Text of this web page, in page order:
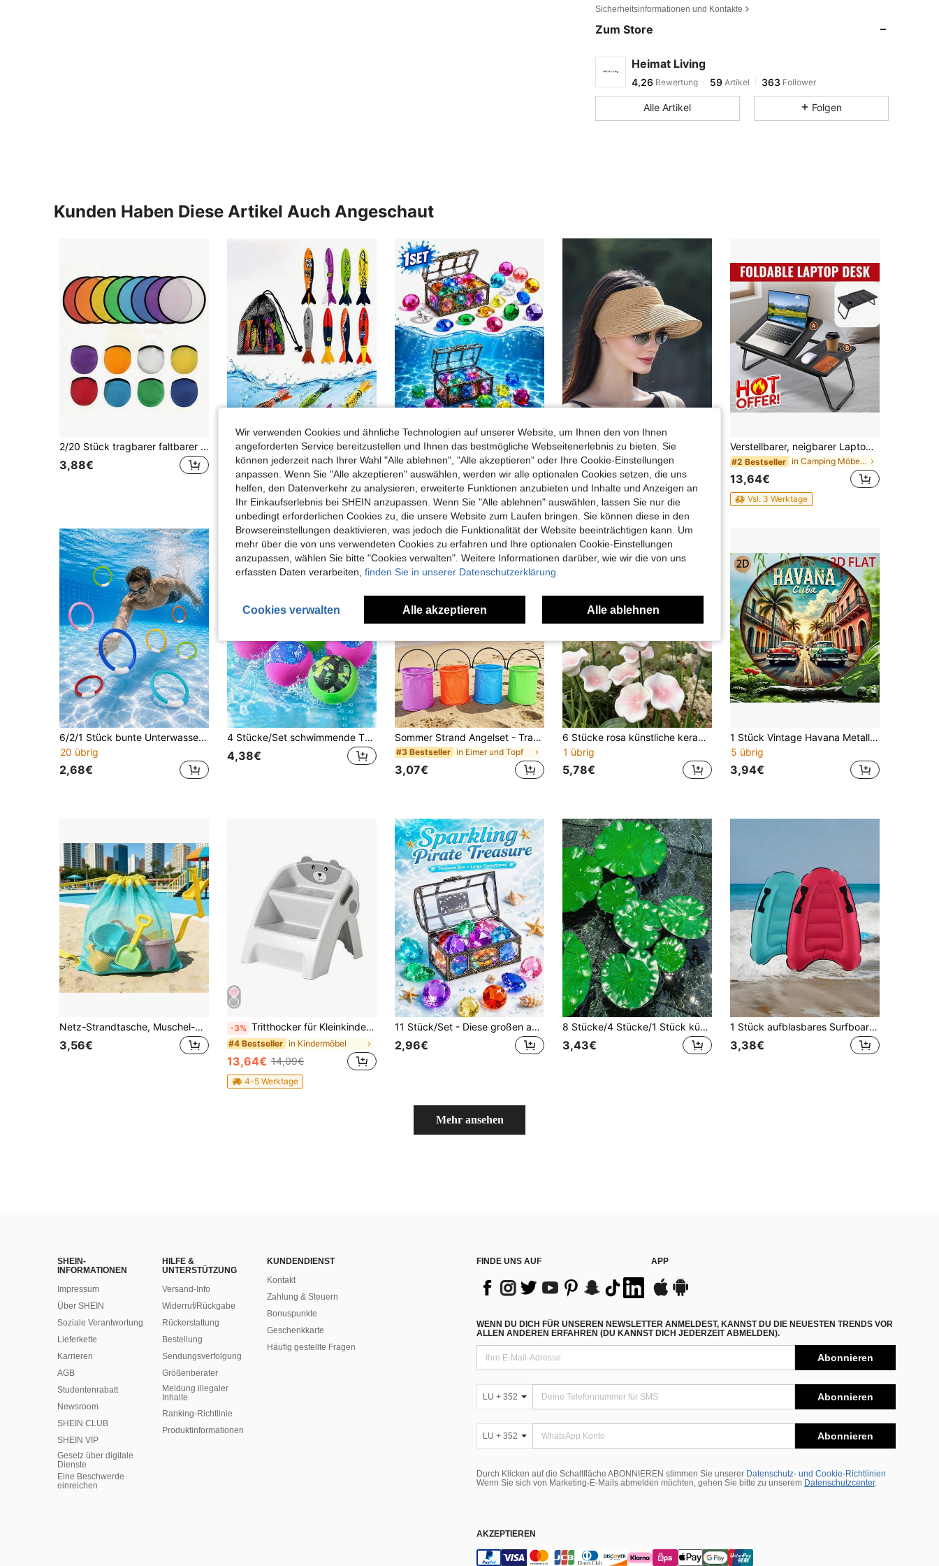
Sicherheitsinformationen und Kontakte
Zum Store
Heimat Living
4,26
59
4,26
4,26Bewertung
d***0ist Vor 1 Taggefolgt
4,26
Alle Artikel Folgen
Kunden Haben Diese Artikel Auch Angeschaut
2/20 Stück tragbarer faltbarer Ventilator, keine Aufladung erforderlich, tragbarer Mini-Ventilator mit Aufbewahrungstasche, faltbarer Tisch-/Party-/Geburtstagsgeschenk, kleiner persönlicher Kühlventilator für Frauen Zuhause/Büro/Aktivitäten
3,88€
4er Pack Haifischförmige Tauch-Torpedo Poolspielzeug – Bunte Unterwasser-Sinkhaie für Sommer-Schwimmen, Tauchtraining und Wasserspiele; Geeignet für Strände, Poolpartys und Outdoor-Wassersport – Perfektes Sommergeschenk
2,68€
0,10€ sparen
-2% 11 Stück Unterwasser Schatzsuche Pool Set, bunte Tauchedelsteine mit Piraten Schatztruhe, Schwimmbad Tauchspiel Zubehör für Sommer Pool Party, Strandparty, Wasserspiele, Outdoor Spaß Ausstattung
3,78€ 3,88€
4 übrig
4,57€
Verstellbarer, neigbarer Laptop-Tisch mit höhenverstellbaren Klappbeinen und Getränkehalter, tragbares Lap-Desk-Tablett mit Buchständer zum Lesen, Arbeiten und Essen im Bett oder auf dem Sofa
#2 Bestseller in Camping Möbel für Spiel- und Freizeiträume
13,64€
Vsl. 3 Werktage
6/2/1 Stück bunte Unterwasser-Tauchringe, Schwimm-Übungs-Pool-Trainings-Wurfringe, lustige Wasser-Accessoires für Erwachsene und Familien, ideal für Sommer-Poolparty-Wasserunterhaltung, exquisites Urlaubsgeschenk
20 übrig
2,68€
4 Stücke/Set schwimmende TPR-Springbälle und Wassertablett, geeignet für Pool, Strand und See, für 3 Erwachsene, Poolparty-Wasserspiele-Requisiten, Wasserball-Geschenk
4,38€
Sommer Strand Angelset - Tragbarer faltbarer Angelkübel mit Teleskopnetzbeutel, multifunktionaler faltbarer Kübel, Strandnetz, ausziehbares Netz, farbenfrohes Mini-Angelnetz (Pool-Reinigungsgerät), tragbarer faltbarer Outdoor-Angelkübel, langanhaltend und tragbar, geeignet für Strand, Camping, Picknick, Angeln, Malen, Outdoor-Strand und Gartenbedarf, leicht zu transportieren und zu lagern, Netz kann Schmetterlinge fangen, 5/4/3/1 Stücke
#3 Bestseller in Eimer und Topf
3,07€
6 Stücke rosa künstliche keramische Blumen Klassische Garten Stäbe - Outdoor Terrasse Frühling Sommer Dekoration, Garten Dekor Skulptur, kann auch als keramischer Vogeltränke, Bienenfeeder, Schmetterlingstränke verwendet werden, handgefertigter keramischer Feeder, geeignet für Bienenernährung und Outdoor-Dekoration, Garten, Landschaft, Hof Dekoration, Blumenbeet Dekoration, Frühling Sommer Dekoration
1 übrig
5,78€
1 Stück Vintage Havana Metall Wanddekoration - rundes nostalgisches Auto & klassische Architektur Blechschild, geeignet für Zuhause, Garage, Café Dekoration - kubanischer Stil Inneneinrichtung, lebendige Farben, einfache Hakenmontage, 2D flaches Design, perfekter Raumakzent, vorgebohrte Löcher wie in der Größentabelle gezeigt
5 übrig
3,94€
Netz-Strandtasche, Muschel-Serie mit Reißverschluss und verstellbarem Schultergurt, süße Strandtasche, perfekt zum Sammeln von Muscheln, Strandspielzeug und Schwimmzubehör, Spielzeug-Aufbewahrungsorganizer, Kreuzfahrt-Reise-Essential, Camping-Strand-Notwendigkeit, süße Sommer-Strandtasche
3,56€
-3% Tritthocker für Kleinkinder, für Waschbecken und Töpfchentraining. Robust, rutschfest, kippsicher. A-Rahmen-Design. In 10 Sekunden aufgebaut. Zweistufiger, breiter Töpfchenhocker.
#4 Bestseller in Kindermöbel
13,64€ 14,09€
4-5 Werktage
11 Stück/Set - Diese großen acrylischen diamantförmigen Edelsteine, in einer Piraten-Schatztruhe platziert, passen perfekt zu dem farbenfrohen Unterwasser-Edelstein-Themen-Spielpool, ideal für die Unterwasser-Schatzsuche, Sommerschwimmen und Strand- oder Poolspaß. Sie eignen sich auch wunderbar als kleine Geschenke und Geburtstagsdekoration.
2,96€
8 Stücke/4 Stücke/1 Stück künstliche schwimmende Lotusblätter, 4 Größen realistische Schaumstoff-Wasserpflanzen, künstliche Lotusblätter für Koi-Fischbecken, Aquarium, Fischglas, Pool, Landschaft, Garten, Heimdekoration
3,43€
1 Stück aufblasbares Surfboard für Schwimmbad und Strand, aufblasbares Surfboard Schwimmbrett, Bojen-Kickboard, Offshore aufblasbares Surfboard Schwimmmatte für Schwimmbad, Wasserspiel-Simulationsbrett. Geeignet zum Wassersurfen
3,38€
Mehr ansehen
SHEIN-
INFORMATIONEN
Impressum
Über SHEIN
Soziale Verantwortung
Lieferkette
Karrieren
AGB
Studentenrabatt
Newsroom
SHEIN CLUB
SHEIN VIP
Gesetz über digitale
Dienste
Eine Beschwerde
einreichen
HILFE &
UNTERSTÜTZUNG
Versand-Info
Widerruf/Rückgabe
Rückerstattung
Bestellung
Sendungsverfolgung
Größenberater
Meldung illegaler
Inhalte
Ranking-Richtlinie
​Produktinformationen
KUNDENDIENST
Kontakt
Zahlung & Steuern
Bonuspunkte
Geschenkkarte
Häufig gestellte Fragen
FINDE UNS AUF APP
WENN DU DICH FÜR UNSEREN NEWSLETTER ANMELDEST, KANNST DU DIE NEUESTEN TRENDS VOR
ALLEN ANDEREN ERFAHREN (DU KANNST DICH JEDERZEIT ABMELDEN).
Abonnieren
LU + 352 Abonnieren
LU + 352 Abonnieren
Durch Klicken auf die Schaltfläche ABONNIEREN stimmen Sie unserer Datenschutz- und Cookie-Richtlinien
Wenn Sie sich von Marketing-E-Mails abmelden möchten, gehen Sie bitte zu unserem Datenschutzcenter.
AKZEPTIEREN
Wir verwenden Cookies und ähnliche Technologien auf unserer Website, um Ihnen den von Ihnen
angeforderten Service bereitzustellen und Ihnen das bestmögliche Webseitenerlebnis zu bieten. Sie
können jederzeit nach Ihrer Wahl "Alle ablehnen", "Alle akzeptieren" oder Ihre Cookie-Einstellungen
anpassen. Wenn Sie "Alle akzeptieren" auswählen, werden wir alle optionalen Cookies setzen, die uns
helfen, den Datenverkehr zu analysieren, erweiterte Funktionen anzubieten und Inhalte und Anzeigen an
Ihr Einkaufserlebnis bei SHEIN anzupassen. Wenn Sie "Alle ablehnen" auswählen, lassen Sie nur die
unbedingt erforderlichen Cookies zu, die unsere Website zum Laufen bringen. Sie können diese in den
Browsereinstellungen deaktivieren, was jedoch die Funktionalität der Website beeinträchtigen kann. Um
mehr über die von uns verwendeten Cookies zu erfahren und Ihre optionalen Cookie-Einstellungen
anzupassen, wählen Sie bitte "Cookies verwalten". Weitere Informationen darüber, wie wir die von uns
erfassten Daten verarbeiten, finden Sie in unserer Datenschutzerklärung.
Cookies verwalten Alle akzeptieren Alle ablehnen